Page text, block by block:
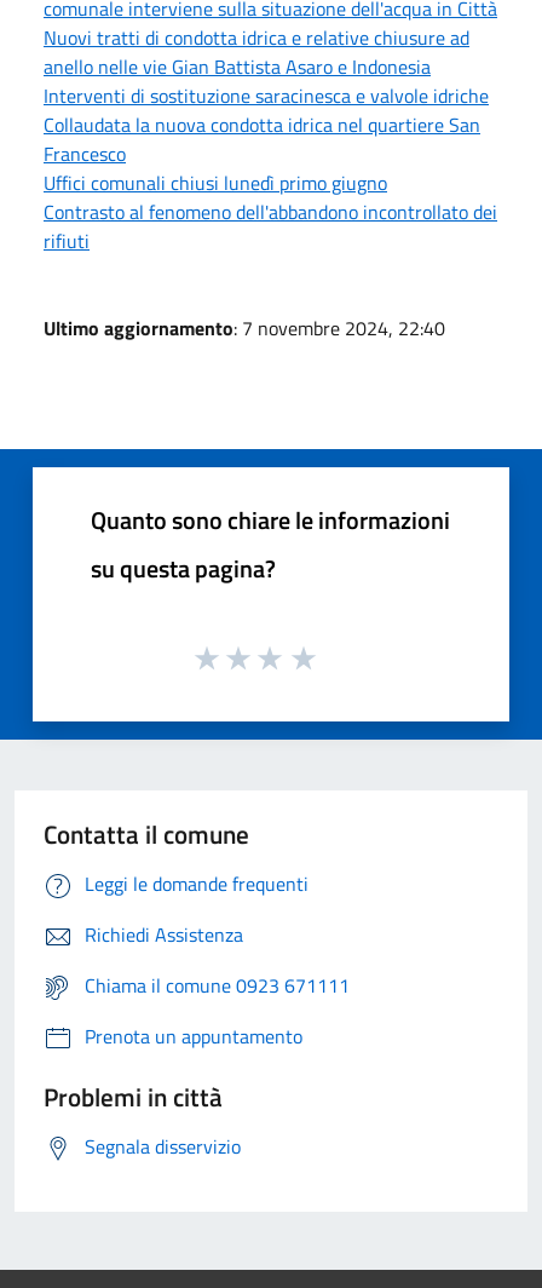
comunale interviene sulla situazione dell'acqua in Città
Nuovi tratti di condotta idrica e relative chiusure ad
anello nelle vie Gian Battista Asaro e Indonesia
Interventi di sostituzione saracinesca e valvole idriche
Collaudata la nuova condotta idrica nel quartiere San
Francesco
Uffici comunali chiusi lunedì primo giugno
Contrasto al fenomeno dell'abbandono incontrollato dei
rifiuti
Ultimo aggiornamento: 7 novembre 2024, 22:40
Quanto sono chiare le informazioni
su questa pagina?
Contatta il comune
Leggi le domande frequenti
Richiedi Assistenza
Chiama il comune 0923 671111
Prenota un appuntamento
Problemi in città
Segnala disservizio